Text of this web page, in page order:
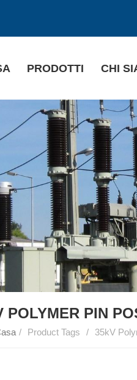
PRODOTTI CHI
POLYMER PIN
/ Product Tags / 35kV